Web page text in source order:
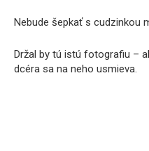
Nebude šepkať s cudzinkou
Držal by tú istú fotografiu –
dcéra sa na neho usmieva.